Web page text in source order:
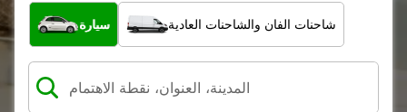
ما نوع المركبة؟
سيارة شاحنات الفان والشاحنات العادية